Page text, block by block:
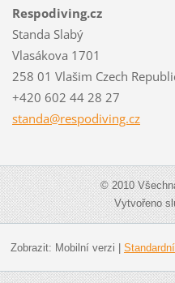
Respodiving.cz
Standa Slabý
Vlasákova 1701
258 01 Vlašim Czech
+420 602 44 28 27
standa@respodiving.cz
© 2010
Vytvořeno
Zobrazit: Mobilní verzi